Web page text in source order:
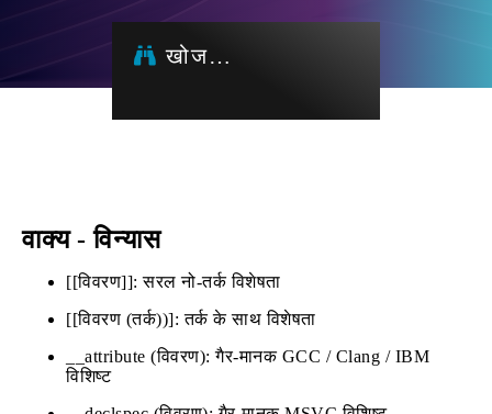
खोज…
वाक्य - विन्यास
[[विवरण]]: सरल नो-तर्क विशेषता
[[विवरण (तर्क))]: तर्क के साथ विशेषता
__attribute (विवरण): गैर-मानक GCC / Clang / IBM
विशिष्ट